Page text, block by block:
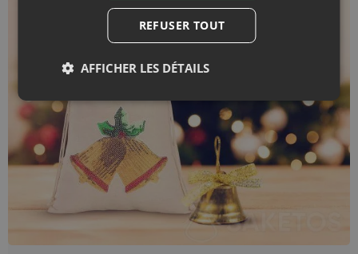
REFUSER TOUT
AFFICHER LES DÉTAILS